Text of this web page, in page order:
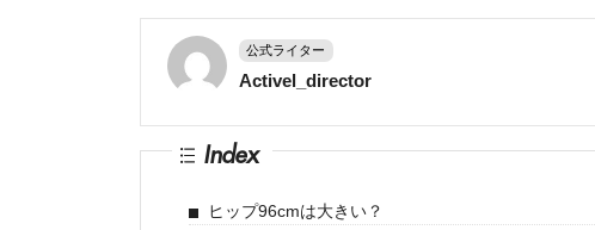
公式ライター
Activel_director
Index
ヒップ96cmは大きい？